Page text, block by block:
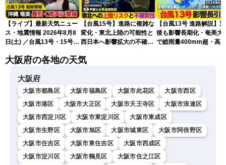
【ライブ】最新天気ニュー
ス・地震情報 2026年8月8
日(土) ／台風13号・15号
8年熊本地震情報〈ウェザ
北美月／芳野達郎〉
【台風15号】進路に複雑な
変化・東北上陸の可能性と
西日本へ影響拡大の不確実
【台風13号 進路解説】
後も影響長期化・奄美大
で総雨量400mm超・高波
大阪府の各地の天気
大阪府
大阪市都島区 大阪市福島区 大阪市此花区
大阪市西区
大阪市港区
大阪市大正区 大阪市天王寺区
大阪市浪速区
大阪市西淀川区
大阪市東淀川区
大阪市東成区
大阪市生野区
大阪市旭区 大阪市城東区
大阪市阿倍野区
大阪市住吉区
大阪市東住吉区
大阪市西成区
大阪市淀川区
大阪市鶴見区 大阪市住之江区